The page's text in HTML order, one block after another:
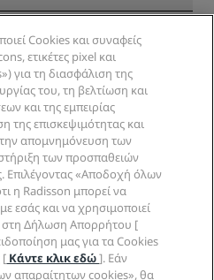
αθλήματα
Rewards
Cookies και συναφείς
ετικέτες pixel και
για τη διασφάλιση της
του, τη βελτίωση και
και της εμπειρίας
της επισκεψιμότητας και
απομνημόνευση των
των προσπαθειών
Επιλέγοντας «Αποδοχή όλων
η Radisson μπορεί να
εσάς και να χρησιμοποιεί
στη Δήλωση Απορρήτου [
μας για τα Cookies
[ Κάντε κλικ εδώ]. Εάν
απαραίτητων cookies», θα